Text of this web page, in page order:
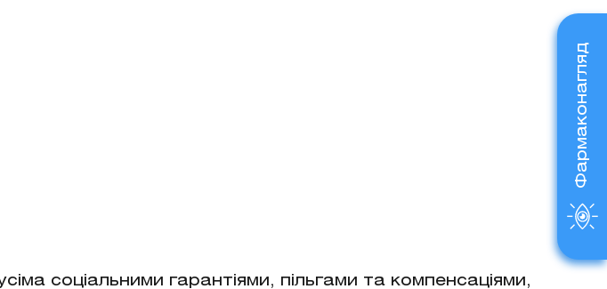
соціальними гарантіями, пільгами та компенсаціями,
Фармаконагляд